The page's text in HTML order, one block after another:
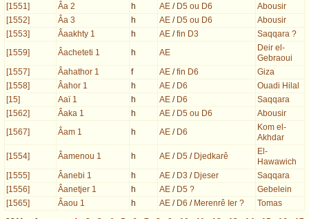
[1551]
Âa 2 h AE / D5 ou D6
Abousir
[1552]
Âa 3 h AE / D5 ou D6
Abousir
[1553]
Âaakhty 1 h AE /fin D3
Saqqara ?
[1559]
Âacheteti 1 h AE
Deir el-
Gebraoui
[1557]
Âahathor 1 f AE /fin D6
Giza
[1558]
Âahor 1 h AE / D6
Ouadi Hilal
[15]
Aaï 1 h AE / D6
Saqqara
[1562]
Âaka 1 h AE / D5 ou D6
Abousir
[1567]
Âam 1 h AE / D6
Kom el-
Akhdar
[1554]
Âamenou 1 h AE / D5 / Djedkarê
El-
Hawawich
[1555]
Âanebi 1 h AE / D3 / Djeser
Saqqara
[1556]
Âanetjer 1 h AE / D5 ?
Gebelein
[1565]
Âaou 1 h AE / D6 / Merenrê Ier ?
Tomas